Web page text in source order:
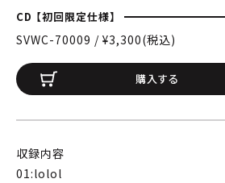
CD 【初回限定仕様】
SVWC-70009 / ¥3,300(税込)
購入する
収録内容
01:lolol